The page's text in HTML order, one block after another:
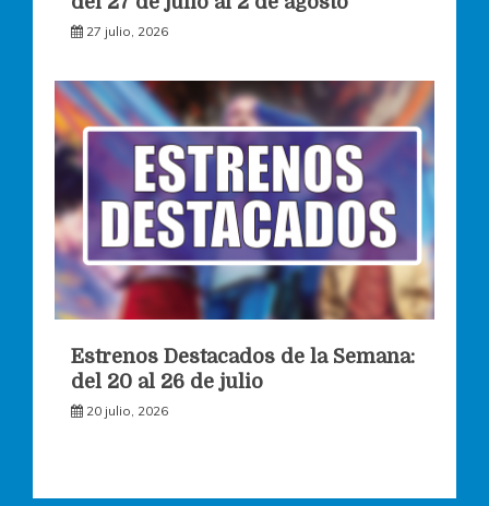
27 julio, 2026
Estrenos Destacados de la Semana:
del 20 al 26 de julio
20 julio, 2026